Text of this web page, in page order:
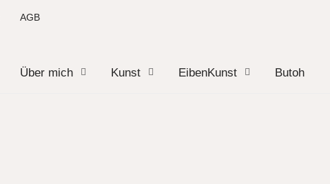
AGB
Über mich Kunst EibenKunst Butoh